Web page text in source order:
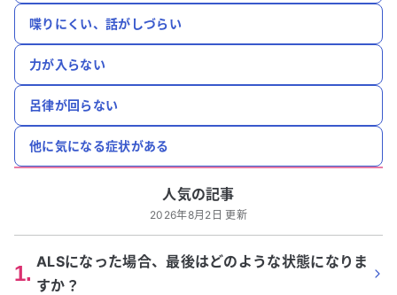
喋りにくい、話がしづらい
力が入らない
呂律が回らない
他に気になる症状がある
人気の記事
2026年8月2日 更新
1. ALSになった場合、最後はどのような状態になりま
すか？